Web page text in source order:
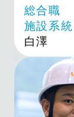
総合職
施設系統
白澤